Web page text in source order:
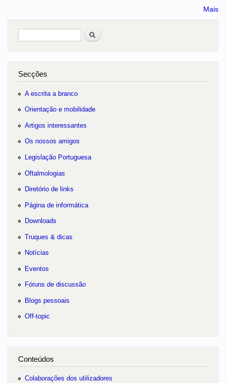
Mais
Pesquisar
no portal
Secções
A escrita a branco
Orientação e mobilidade
Artigos interessantes
Os nossos amigos
Legislação Portuguesa
Oftalmologias
Diretório de links
Página de informática
Downloads
Truques & dicas
Notícias
Eventos
Fóruns de discussão
Blogs pessoais
Off-topic
Conteúdos
Colaborações dos utilizadores